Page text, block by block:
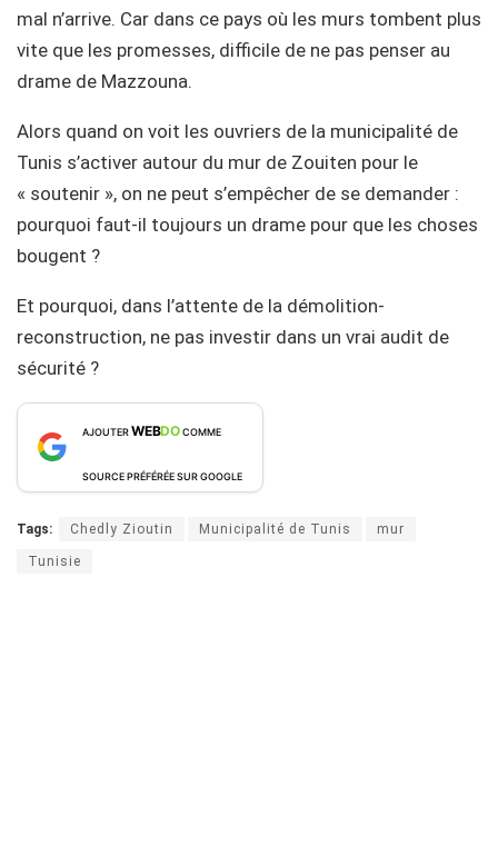
mal n’arrive. Car dans ce pays où les murs tombent plus
vite que les promesses, difficile de ne pas penser au
drame de Mazzouna.
Alors quand on voit les ouvriers de la municipalité de
Tunis s’activer autour du mur de Zouiten pour le
« soutenir », on ne peut s’empêcher de se demander :
pourquoi faut-il toujours un drame pour que les choses
bougent ?
Et pourquoi, dans l’attente de la démolition-
reconstruction, ne pas investir dans un vrai audit de
sécurité ?
AJOUTERWEBDOCOMME
SOURCE PRÉFÉRÉE SUR GOOGLE
Tags: Chedly Zioutin Municipalité de Tunis mur
Tunisie